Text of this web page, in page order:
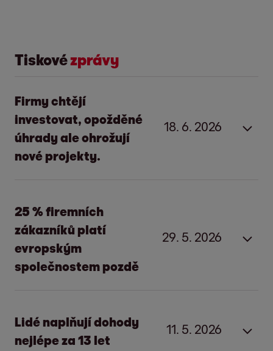
Tiskovézprávy
Firmy chtějí
investovat, opožděné
úhrady ale ohrožují
nové projekty.
18. 6. 2026
evropským firmám jen každodenní provoz,
zasahují i do jejich plánů do budoucna. Podle
mezinárodního průzkumu European
Payment Practices 2025 společnosti EOS,
nebo opožděným platbám investovat méně,
než původně plánovalo. Další 2 % firem
25 % firemních
zákazníků platí
evropským
společnostem pozdě
29. 5. 2026
nebo vůbec čtvrtina firemních
zákazníků. Se zhoršenou platební
morálkou se potýkají i české firmy.
Lidé naplňují dohody
nejlépe za 13 let
11. 5. 2026